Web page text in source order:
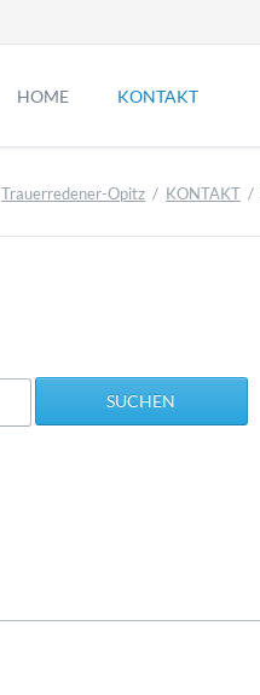
HOME KONTAKT
Impressum
Datenschutz
Trauerredener-Opitz KONTAKT
SUCHEN